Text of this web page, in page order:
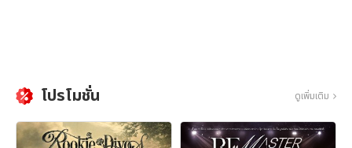
โปรโมชั่น ดูเพิ่มเติม